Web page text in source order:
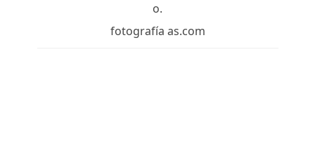
o.
fotografía as.com